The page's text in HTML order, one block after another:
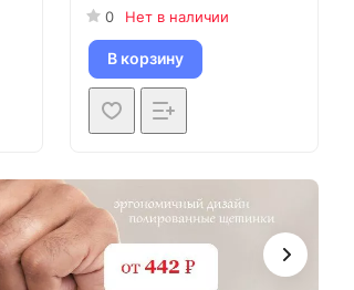
0 Нет в наличии
В корзину